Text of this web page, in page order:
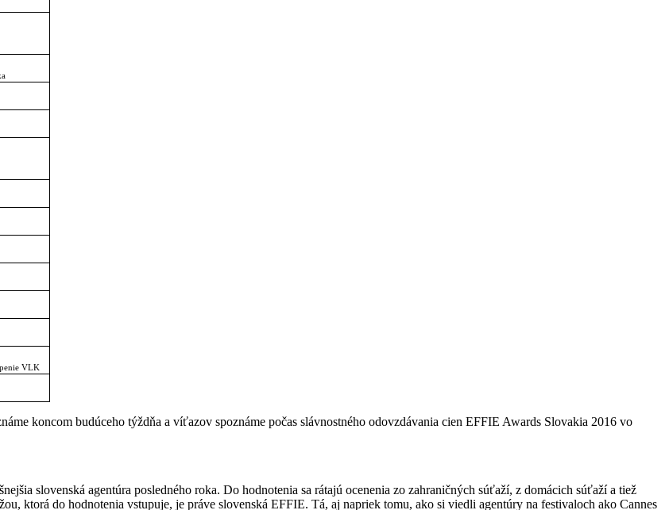
VLK
koncom budúceho týždňa a víťazov spoznáme počas slávnostného odovzdávania cien EFFIE Awards Slovakia 2016 vo
slovenská agentúra posledného roka. Do hodnotenia sa rátajú ocenenia zo zahraničných súťaží, z domácich súťaží a tiež
ktorá do hodnotenia vstupuje, je práve slovenská EFFIE. Tá, aj napriek tomu, ako si viedli agentúry na festivaloch ako Cannes